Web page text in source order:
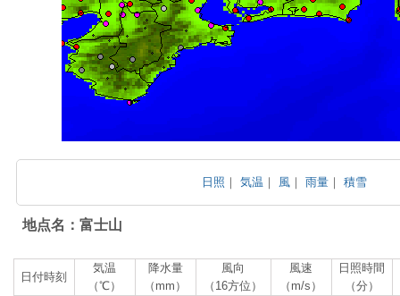
日照 ｜気温 ｜ 風 ｜雨量 ｜積雪
地点名：富士山
日付時刻
気温
（℃）
降水量
（mm）
風向
（16方位）
風速
（m/s）
日照時間
（分）